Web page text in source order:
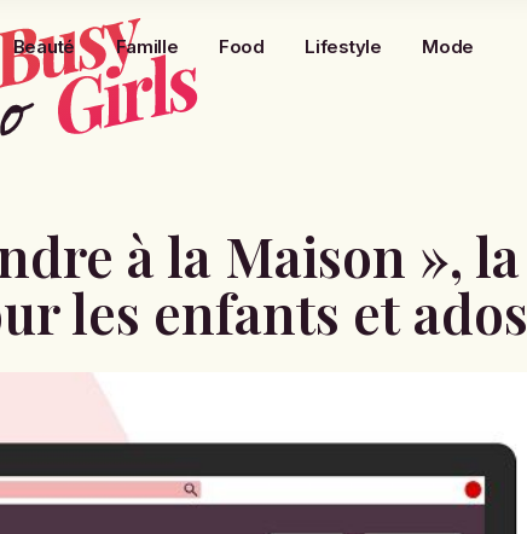
Beauté Famille Food Lifestyle Mode
à la Maison », la
les enfants et ados